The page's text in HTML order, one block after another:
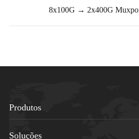
8x100G → 2x400G
Produtos
Soluções